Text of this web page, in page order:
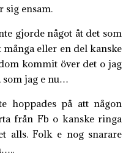
sig ensam.
gjorde något åt det som
eller en del kanske
kommit över det o jag
som jag e nu…
hoppades på att någon
från Fb o kanske ringa
alls. Folk e nog snarare